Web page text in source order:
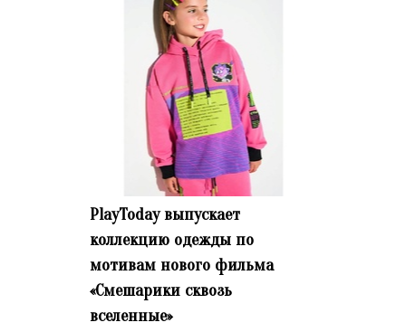
PlayToday выпускает
коллекцию одежды по
мотивам нового фильма
«Смешарики сквозь
вселенные»